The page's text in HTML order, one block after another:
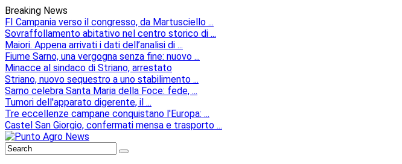
Breaking News
FI Campania verso il congresso, da Martusciello ...
Sovraffollamento abitativo nel centro storico di ...
Maiori. Appena arrivati i dati dell’analisi di ...
Fiume Sarno, una vergogna senza fine: nuovo ...
Minacce al sindaco di Striano, arrestato
Striano, nuovo sequestro a uno stabilimento ...
Sarno celebra Santa Maria della Foce: fede, ...
Tumori dell'apparato digerente, il ...
Tre eccellenze campane conquistano l'Europa: ...
Castel San Giorgio, confermati mensa e trasporto ...